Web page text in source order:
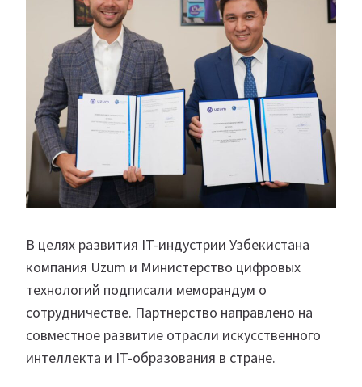
В целях развития IT-индустрии Узбекистана
компания Uzum и Министерство цифровых
технологий подписали меморандум о
сотрудничестве. Партнерство направлено на
совместное развитие отрасли искусственного
интеллекта и IT-образования в стране.